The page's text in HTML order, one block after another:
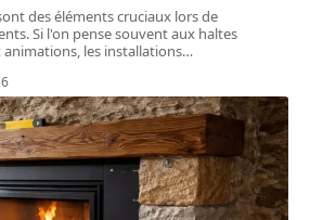
des éléments cruciaux lors de
Si l'on pense souvent aux haltes
les installations…